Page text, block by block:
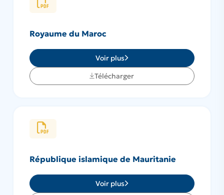
Royaume du Maroc
Voir plus
Télécharger
République islamique de Mauritanie
Voir plus